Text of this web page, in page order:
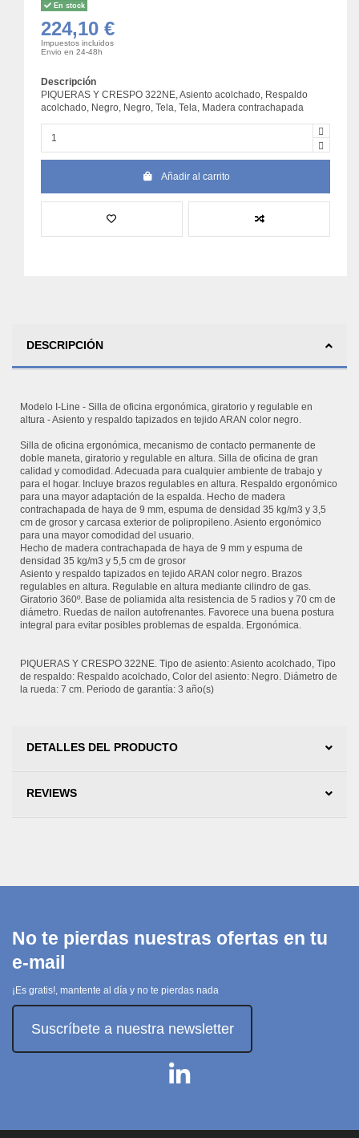
En stock
224,10 €
Impuestos incluidos
Envio en 24-48h
Descripción
PIQUERAS Y CRESPO 322NE, Asiento acolchado, Respaldo
acolchado, Negro, Negro, Tela, Tela, Madera contrachapada
Añadir al carrito
DESCRIPCIÓN
Modelo I-Line - Silla de oficina ergonómica, giratorio y regulable en
altura - Asiento y respaldo tapizados en tejido ARAN color negro.
Silla de oficina ergonómica, mecanismo de contacto permanente de
doble maneta, giratorio y regulable en altura. Silla de oficina de gran
calidad y comodidad. Adecuada para cualquier ambiente de trabajo y
para el hogar. Incluye brazos regulables en altura. Respaldo ergonómico
para una mayor adaptación de la espalda. Hecho de madera
contrachapada de haya de 9 mm, espuma de densidad 35 kg/m3 y 3,5
cm de grosor y carcasa exterior de polipropileno. Asiento ergonómico
para una mayor comodidad del usuario.
Hecho de madera contrachapada de haya de 9 mm y espuma de
densidad 35 kg/m3 y 5,5 cm de grosor
Asiento y respaldo tapizados en tejido ARAN color negro. Brazos
regulables en altura. Regulable en altura mediante cilindro de gas.
Giratorio 360º. Base de poliamida alta resistencia de 5 radios y 70 cm de
diámetro. Ruedas de nailon autofrenantes. Favorece una buena postura
integral para evitar posibles problemas de espalda. Ergonómica.
PIQUERAS Y CRESPO 322NE. Tipo de asiento: Asiento acolchado, Tipo
de respaldo: Respaldo acolchado, Color del asiento: Negro. Diámetro de
la rueda: 7 cm. Periodo de garantía: 3 año(s)
DETALLES DEL PRODUCTO
REVIEWS
No te pierdas nuestras ofertas en tu
e-mail
¡Es gratis!, mantente al día y no te pierdas nada
Suscríbete a nuestra newsletter